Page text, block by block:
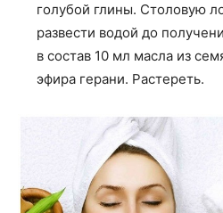
голубой глины. Столовую
развести водой до
в состав 10 мл масла из
эфира герани. Растереть.